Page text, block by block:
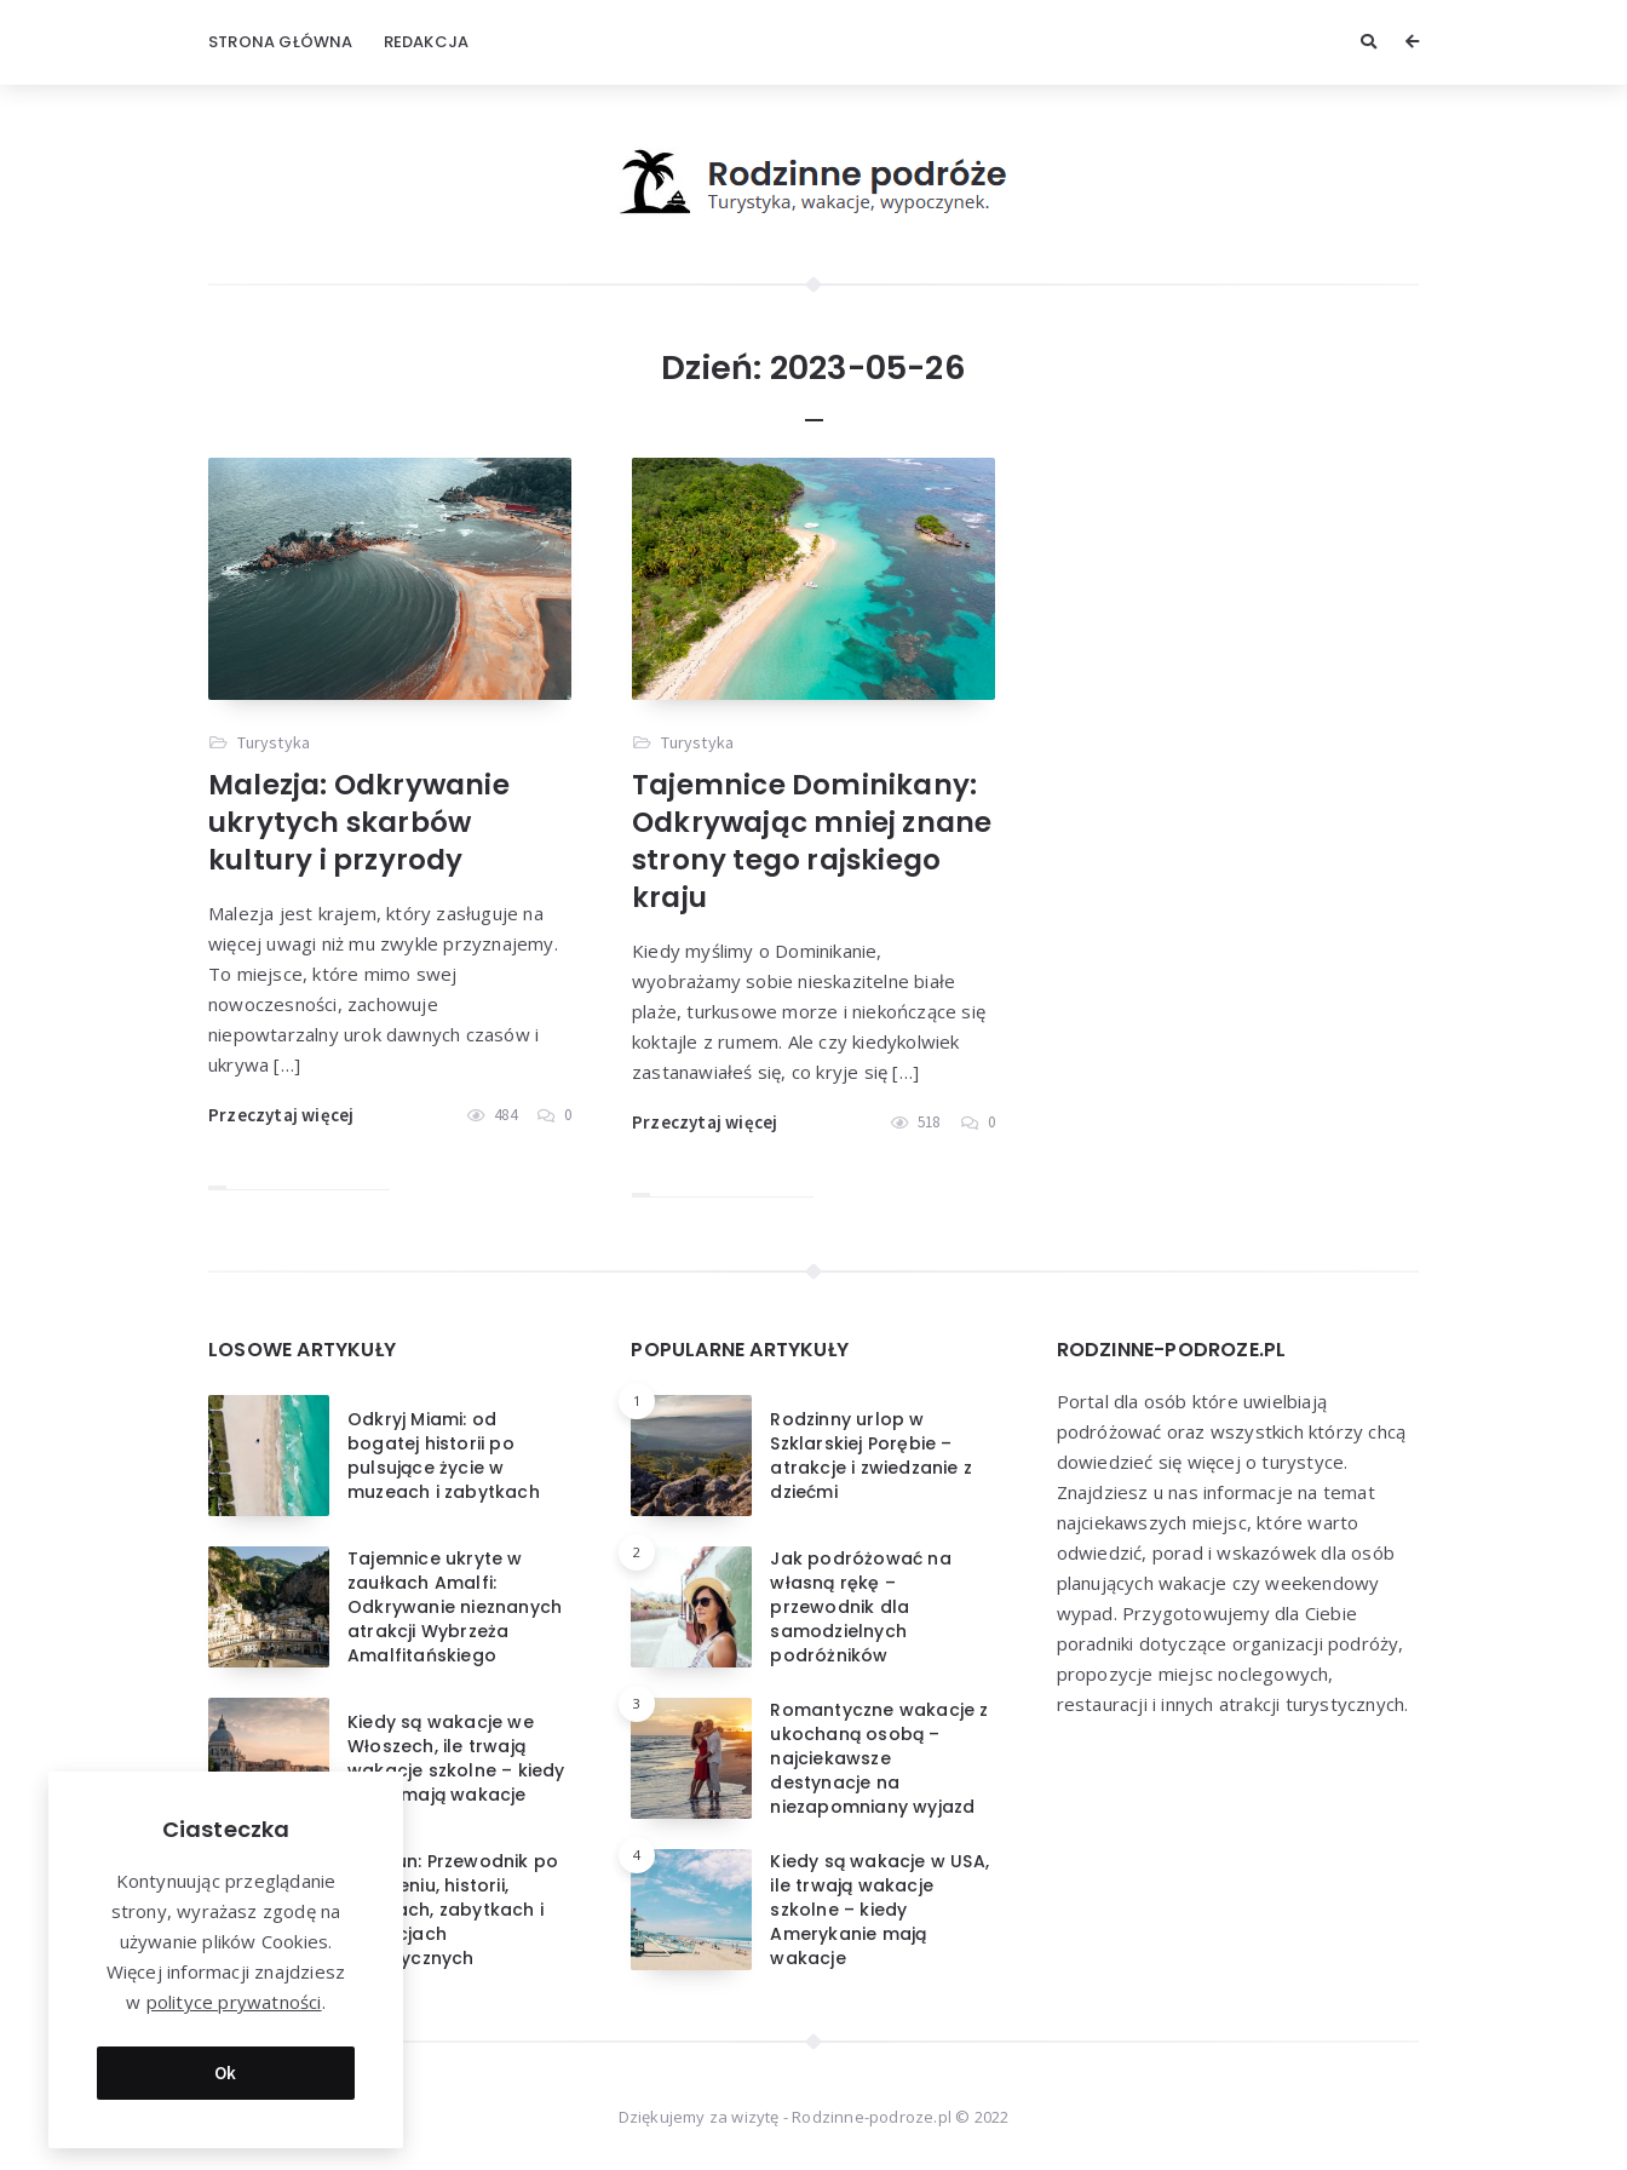
STRONA GŁÓWNA REDAKCJA
Dzień: 2023-05-26
Turystyka
Malezja: Odkrywanie
ukrytych skarbów
kultury i przyrody
Malezja jest krajem, który zasługuje na
więcej uwagi niż mu zwykle przyznajemy.
To miejsce, które mimo swej
nowoczesności, zachowuje
niepowtarzalny urok dawnych czasów i
ukrywa […]
Przeczytaj więcej 484 0
Turystyka
Tajemnice Dominikany:
Odkrywając mniej znane
strony tego rajskiego
kraju
Kiedy myślimy o Dominikanie,
wyobrażamy sobie nieskazitelne białe
plaże, turkusowe morze i niekończące się
koktajle z rumem. Ale czy kiedykolwiek
zastanawiałeś się, co kryje się […]
Przeczytaj więcej 518 0
LOSOWE ARTYKUŁY
Odkryj Miami: od
bogatej historii po
pulsujące życie w
muzeach i zabytkach
Tajemnice ukryte w
zaułkach Amalfi:
Odkrywanie nieznanych
atrakcji Wybrzeża
Amalfitańskiego
Kiedy są wakacje we
Włoszech, ile trwają
wakacje szkolne – kiedy
Włosi mają wakacje
Cancun: Przewodnik po
położeniu, historii,
muzeach, zabytkach i
atrakcjach
turystycznych
POPULARNE ARTYKUŁY
1
Rodzinny urlop w
Szklarskiej Porębie –
atrakcje i zwiedzanie z
dziećmi
2
Jak podróżować na
własną rękę –
przewodnik dla
samodzielnych
podróżników
3
Romantyczne wakacje z
ukochaną osobą –
najciekawsze
destynacje na
niezapomniany wyjazd
4
Kiedy są wakacje w USA,
ile trwają wakacje
szkolne – kiedy
Amerykanie mają
wakacje
RODZINNE-PODROZE.PL
Portal dla osób które uwielbiają
podróżować oraz wszystkich którzy chcą
dowiedzieć się więcej o turystyce.
Znajdziesz u nas informacje na temat
najciekawszych miejsc, które warto
odwiedzić, porad i wskazówek dla osób
planujących wakacje czy weekendowy
wypad. Przygotowujemy dla Ciebie
poradniki dotyczące organizacji podróży,
propozycje miejsc noclegowych,
restauracji i innych atrakcji turystycznych.
Dziękujemy za wizytę - Rodzinne-podroze.pl © 2022
Ciasteczka
Kontynuując przeglądanie
strony, wyrażasz zgodę na
używanie plików Cookies.
Więcej informacji znajdziesz
w polityce prywatności.
Ok